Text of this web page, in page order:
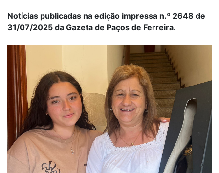
Notícias publicadas na edição impressa n.º 2648 de
31/07/2025 da Gazeta de Paços de Ferreira.